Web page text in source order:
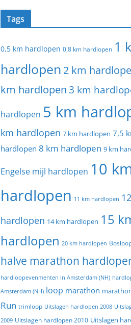
Tags
0,5 km hardlopen 0,8 km hardlopen 1
hardlopen 2 km
km hardlopen 3 km
hardlopen 5 km
km hardlopen 7 km hardlopen 7,5
hardlopen 8 km hardlopen 9 km
Engelse mijl hardlopen 10
hardlopen 11 km hardlopen
hardlopen 14 km hardlopen 15
hardlopen 20 km hardlopen
halve marathon
hardloopevenmenten in Amsterdam (NH)
Amsterdam (NH) loop marathon
Run trimloop Uitslagen hardlopen 2008
2009 Uitslagen hardlopen 2010 Uitslagen